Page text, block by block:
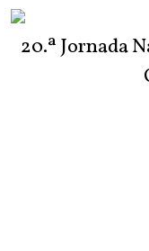
20.ª Jornada